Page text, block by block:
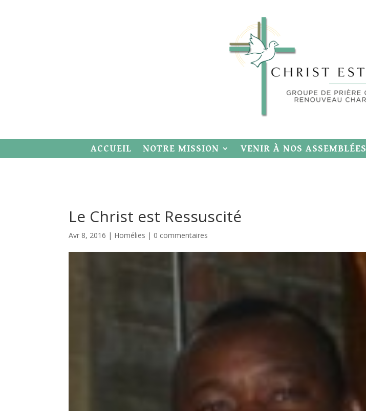
ACCUEIL NOTRE MISSION VENIR À NOS ASSEMBLÉES
Le Christ est Ressuscité
Avr 8, 2016 | Homélies | 0 commentaires